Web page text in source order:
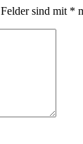
sind mit *